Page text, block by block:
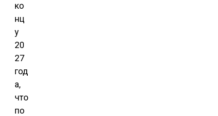
ко
нц
у
20
27
год
а,
что
по